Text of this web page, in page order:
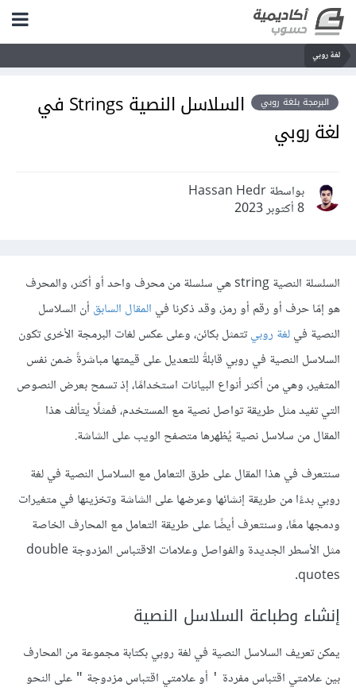
لغة روبي
البرمجة بلغة روبي
السلاسل النصية Strings في
لغة روبي
بواسطة Hassan Hedr
8 أكتوبر 2023
السلسلة النصية string هي سلسلة من محرف واحد أو أكثر، والمحرف
هو إمّا حرف أو رقم أو رمز، وقد ذكرنا في المقال السابق أن السلاسل
النصية فيلغة روبيتتمثل بكائن، وعلى عكس لغات البرمجة الأخرى تكون
السلاسل النصية في روبي قابلةً للتعديل على قيمتها مباشرةً ضمن نفس
المتغير، وهي من أكثر أنواع البيانات استخدامًا، إذ تسمح بعرض النصوص
التي تفيد مثل طريقة تواصل نصية مع المستخدم، فمثلًا يتألف هذا
المقال من سلاسل نصية يُظهرها متصفح الويب على الشاشة.
سنتعرف في هذا المقال على طرق التعامل مع السلاسل النصية في لغة
روبي بدءًا من طريقة إنشائها وعرضها على الشاشة وتخزينها في متغيرات
ودمجها معًا، وسنتعرف أيضًا على طريقة التعامل مع المحارف الخاصة
مثل الأسطر الجديدة والفواصل وعلامات الاقتباس المزدوجة double
quotes.
إنشاء وطباعة السلاسل النصية
يمكن تعريف السلاسل النصية في لغة روبي بكتابة مجموعة من المحارف
بين علامتي اقتباس مفردة ' أو علامتي اقتباس مزدوجة " على النحو